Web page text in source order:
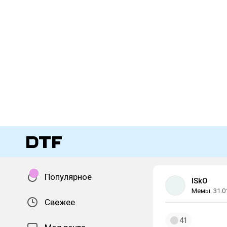
Популярное
Свежее
ISkO
Мемы
41